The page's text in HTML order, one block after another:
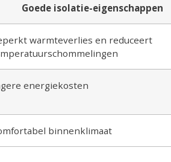
Goede isolatie-eigenschappen
warmteverlies en reduceert
energiekosten
binnenklimaat